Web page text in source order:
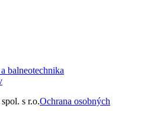
balneotechnika
s r.o.Ochrana osobných